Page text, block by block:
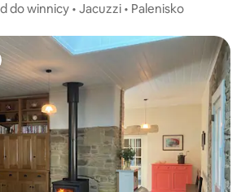
do winnicy • Jacuzzi • Palenisko
z kategorii Wybór gości